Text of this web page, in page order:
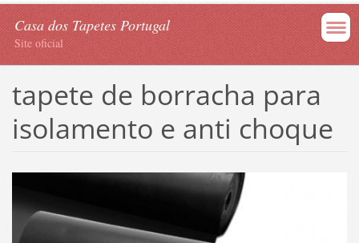
Casa dos Tapetes Portugal
Site oficial
tapete de borracha para
isolamento e anti choque